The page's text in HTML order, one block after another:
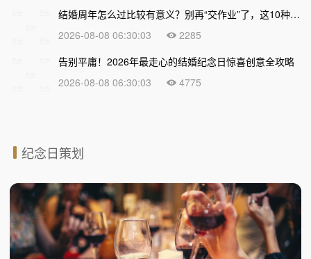
结婚周年怎么过比较有意义？别再“交作业”了，这10种走心过法让爱情越久越浓
2026-08-08 06:30:03
2285
告别平庸！2026年最走心的结婚纪念日惊喜创意全攻略
2026-08-08 06:30:03
4775
纪念日策划